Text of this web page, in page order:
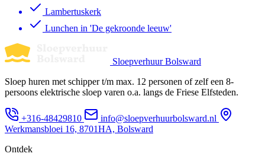
Lambertuskerk
Lunchen in 'De gekroonde leeuw'
Sloepverhuur Bolsward
Sloep huren met schipper t/m max. 12 personen of zelf een 8-
persoons elektrische sloep varen o.a. langs de Friese Elfsteden.
+316-48429810
info@sloepverhuurbolsward.nl
Werkmansbloei 16, 8701HA, Bolsward
Ontdek